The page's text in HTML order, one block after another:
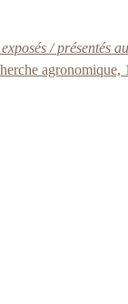
/ présentés
agronomique,